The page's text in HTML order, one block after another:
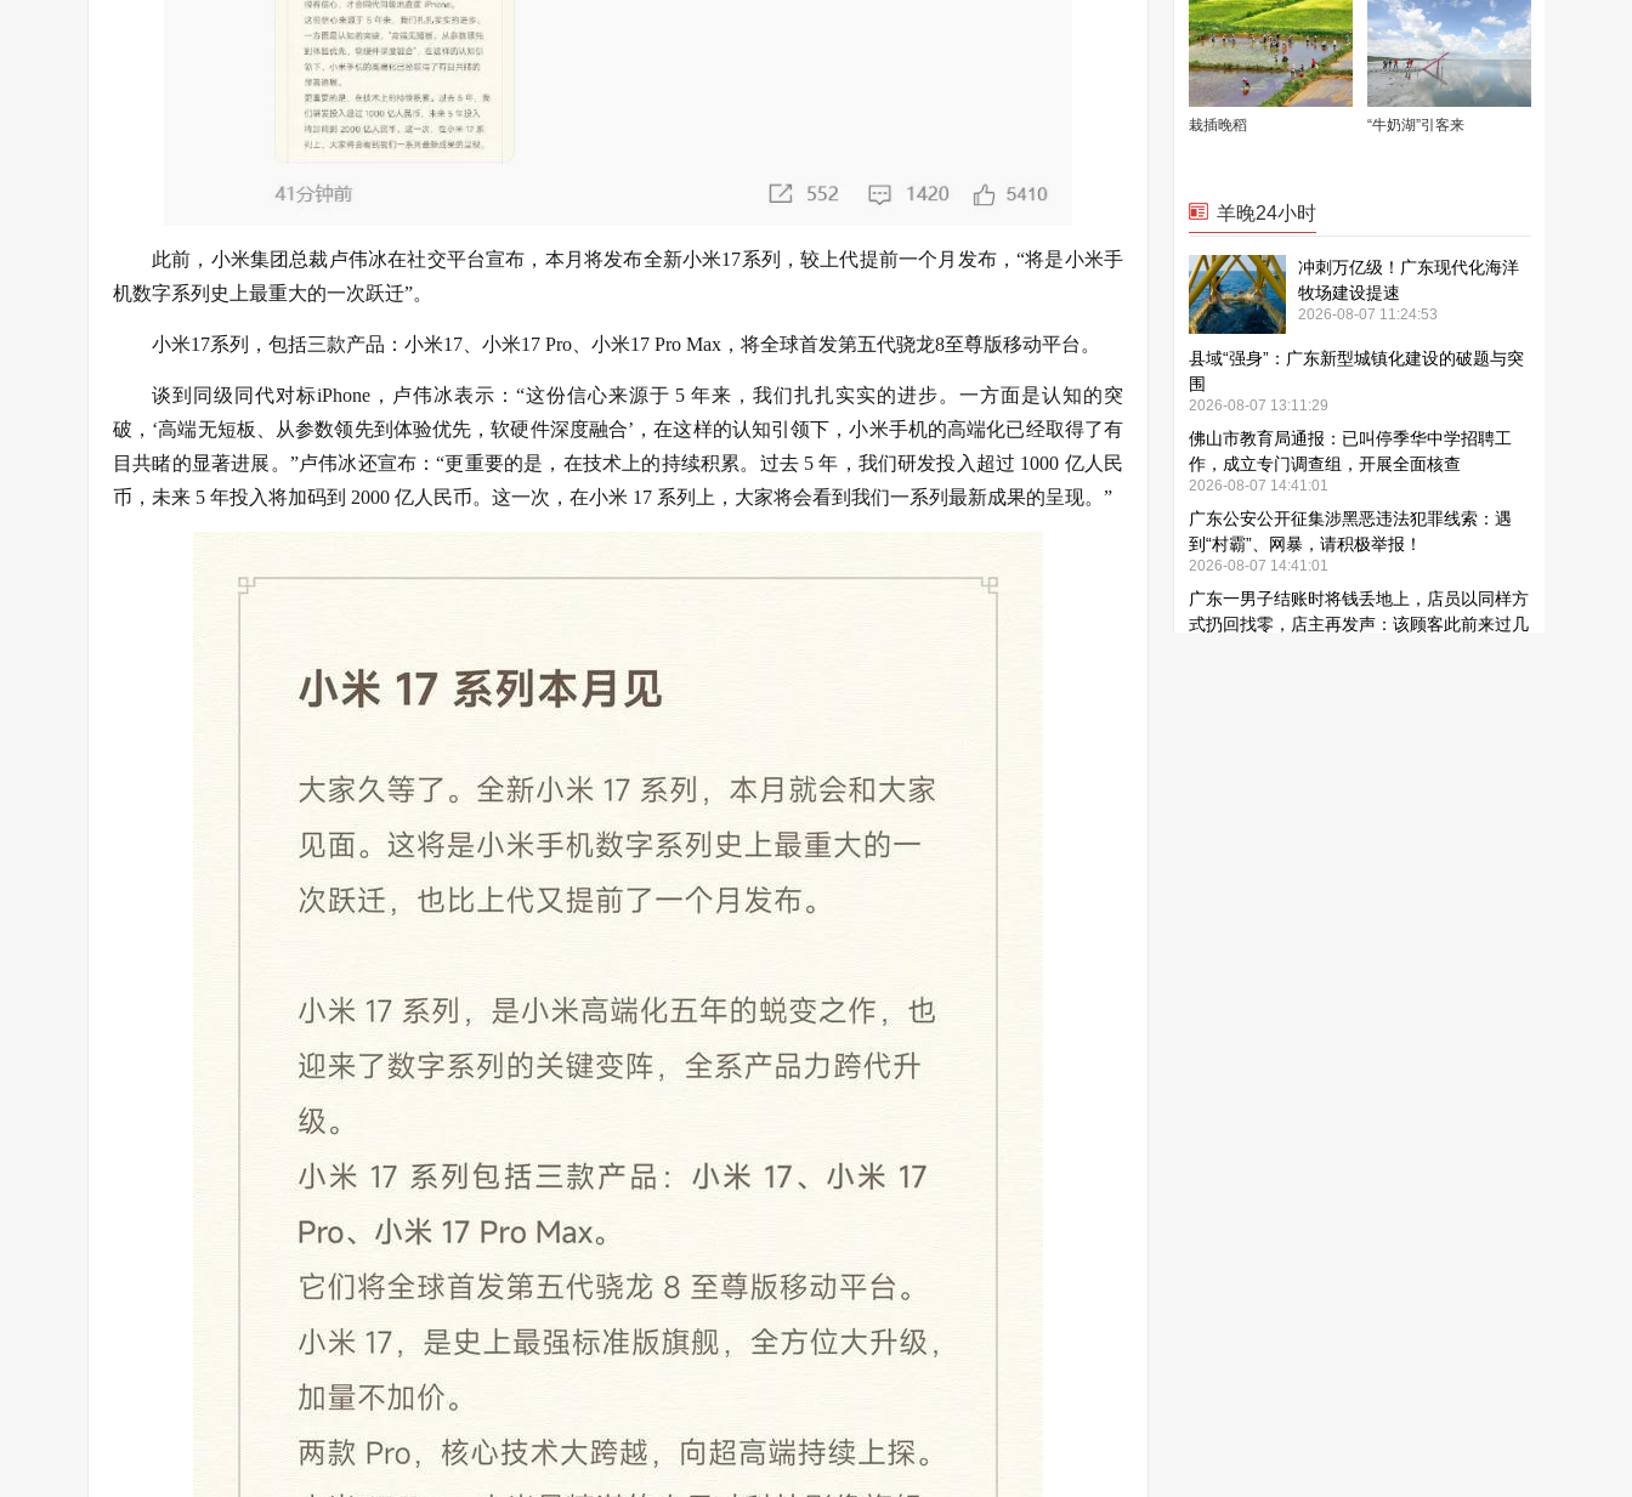
此前，小米集团总裁卢伟冰在社交平台宣布，本月将发布全新小米17系列，较上代提前一个月发布，“将是小米手
机数字系列史上最重大的一次跃迁”。
小米17系列，包括三款产品：小米17、小米17 Pro、小米17 Pro Max，将全球首发第五代骁龙8至尊版移动平台。
谈到同级同代对标iPhone，卢伟冰表示：“这份信心来源于 5 年来，我们扎扎实实的进步。一方面是认知的突
破，‘高端无短板、从参数领先到体验优先，软硬件深度融合’，在这样的认知引领下，小米手机的高端化已经取得了有
目共睹的显著进展。”卢伟冰还宣布：“更重要的是，在技术上的持续积累。过去 5 年，我们研发投入超过 1000 亿人民
币，未来 5 年投入将加码到 2000 亿人民币。这一次，在小米 17 系列上，大家将会看到我们一系列最新成果的呈现。”